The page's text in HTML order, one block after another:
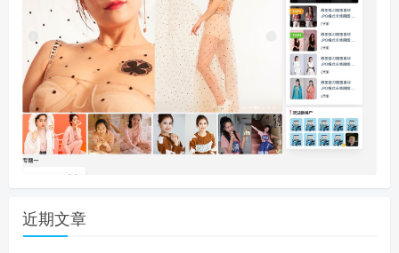
近期文章